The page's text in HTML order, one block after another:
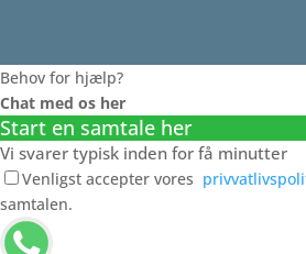
Behov for hjælp?
Chat med os her
Start en samtale her
Vi svarer typisk inden for få minutter
Venligst accepter vores
samtalen.